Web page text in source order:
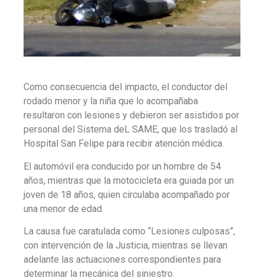
Como consecuencia del impacto, el conductor del
rodado menor y la niña que lo acompañaba
resultaron con lesiones y debieron ser asistidos por
personal del Sistema deL SAME, que los trasladó al
Hospital San Felipe para recibir atención médica.
El automóvil era conducido por un hombre de 54
años, mientras que la motocicleta era guiada por un
joven de 18 años, quien circulaba acompañado por
una menor de edad.
La causa fue caratulada como “Lesiones culposas”,
con intervención de la Justicia, mientras se llevan
adelante las actuaciones correspondientes para
determinar la mecánica del siniestro.